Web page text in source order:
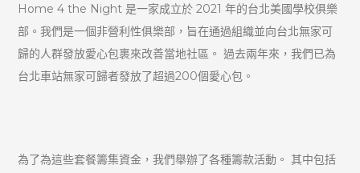
Home 4 the Night 是一家成立於 2021 年的台北美國學校俱樂
部。我們是一個非營利性俱樂部，旨在通過組織並向台北無家可
歸的人群發放愛心包裹來改善當地社區。 過去兩年來，我們已為
台北車站無家可歸者發放了超過200個愛心包。
為了為這些套餐籌集資金，我們舉辦了各種籌款活動。 其中包括